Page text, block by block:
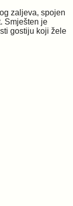
zaljeva, spojen
Smješten je
gostiju koji žele